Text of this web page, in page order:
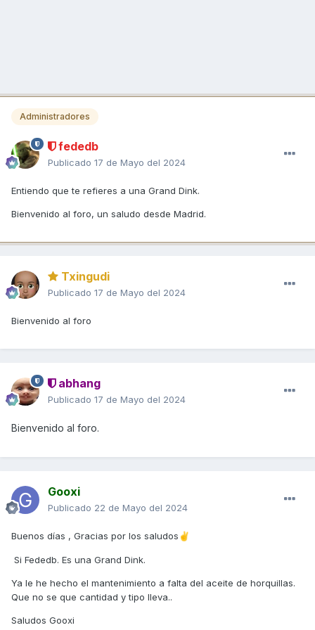
Administradores
fededb
Publicado 17 de Mayo del 2024
Entiendo que te refieres a una Grand Dink.
Bienvenido al foro, un saludo desde Madrid.
Txingudi
Publicado 17 de Mayo del 2024
Bienvenido al foro
abhang
Publicado 17 de Mayo del 2024
Bienvenido al foro.
Gooxi
Publicado 22 de Mayo del 2024
Buenos días , Gracias por los saludos ✌️
Si Fededb. Es una Grand Dink.
Ya le he hecho el mantenimiento a falta del aceite de horquillas.
Que no se que cantidad y tipo lleva..
Saludos Gooxi